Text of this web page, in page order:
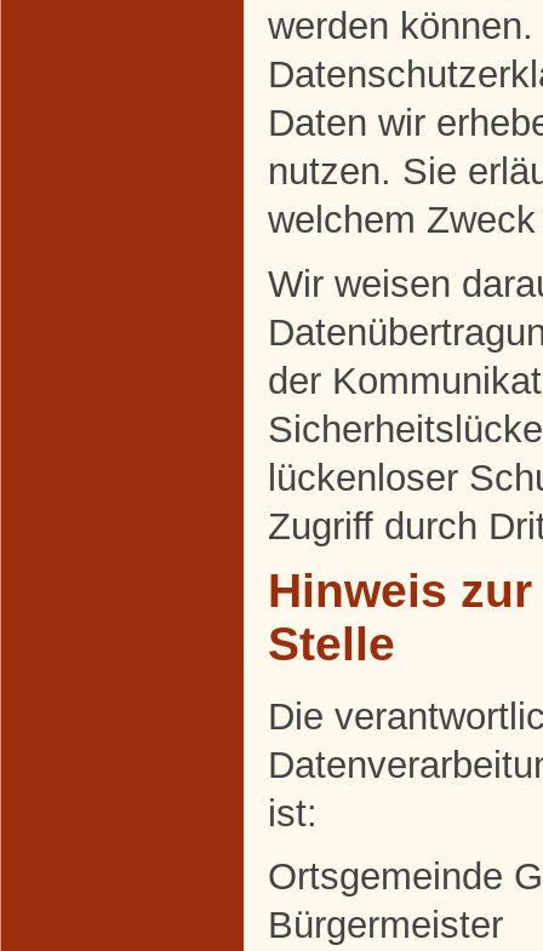
werden
Daten wir
nutzen. Sie
welchem
Wir weisen
der
lückenloser
Zugriff durch
Hinweis
Stelle
Die
ist:
Ortsgemeinde
Bürgermeister